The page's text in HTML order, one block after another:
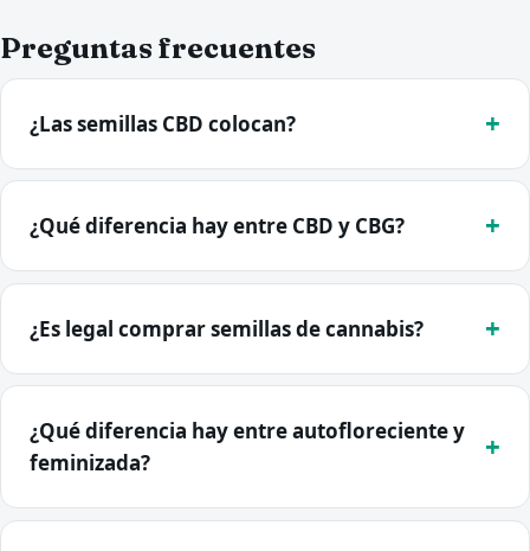
Preguntas frecuentes
¿Las semillas CBD colocan?
¿Qué diferencia hay entre CBD y CBG?
¿Es legal comprar semillas de cannabis?
¿Qué diferencia hay entre autofloreciente y
feminizada?